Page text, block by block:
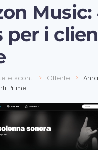
Music:
per i
e sconti Offerte
Prime